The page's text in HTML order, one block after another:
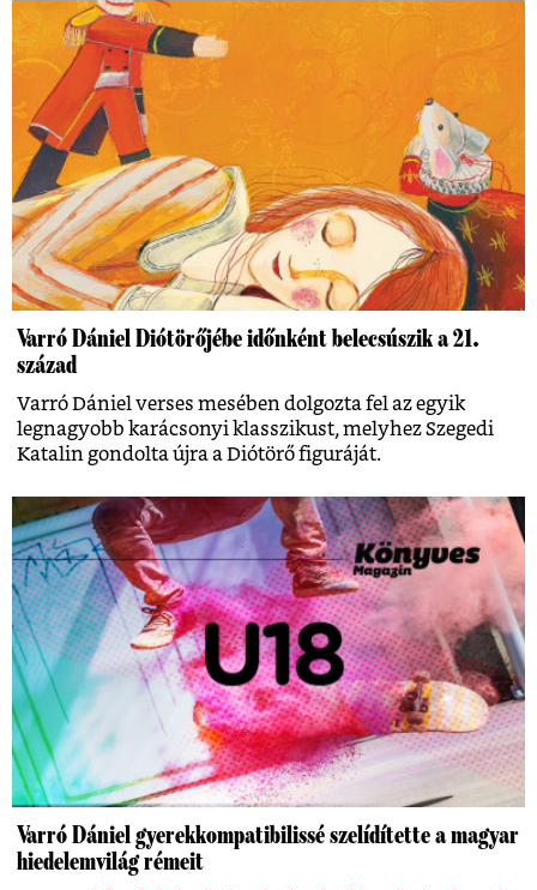
Varró Dániel Diótörőjébe időnként belecsúszik a 21.
század
Varró Dániel verses mesében dolgozta fel az egyik
legnagyobb karácsonyi klasszikust, melyhez Szegedi
Katalin gondolta újra a Diótörő figuráját.
Varró Dániel gyerekkompatibilissé szelídítette a magyar
hiedelemvilág rémeit